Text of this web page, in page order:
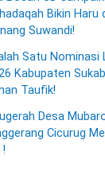
Bikin Haru
Suwandi!
Satu Nominasi
Kabupaten
Taufik!
Desa
Cicurug